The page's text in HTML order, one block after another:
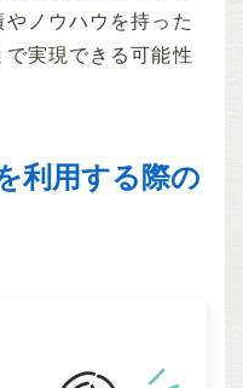
ノウハウを持った
実現できる可能性
利用する際の